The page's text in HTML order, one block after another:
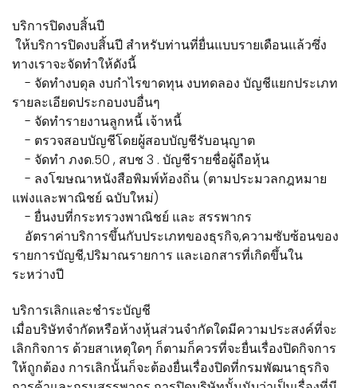
บริการปิดงบสิ้นปี
ให้บริการปิดงบสิ้นปี สำหรับท่านที่ยื่นแบบรายเดือนแล้วซึ่ง
ทางเราจะจัดทำให้ดังนี้
- จัดทำงบดุล งบกำไรขาดทุน งบทดลอง บัญชีแยกประเภท
รายละเอียดประกอบงบอื่นๆ
- จัดทำรายงานลูกหนี้ เจ้าหนี้
- ตรวจสอบบัญชีโดยผู้สอบบัญชีรับอนุญาต
- จัดทำ ภงด.50 , สบช 3 . บัญชีรายชื่อผู้ถือหุ้น
- ลงโฆษณาหนังสือพิมพ์ท้องถิ่น (ตามประมวลกฎหมาย
แพ่งและพาณิชย์ ฉบับใหม่)
- ยื่นงบที่กระทรวงพาณิชย์ และ สรรพากร
อัตราค่าบริการขึ้นกับประเภทของธุรกิจ,ความซับซ้อนของ
รายการบัญชี,ปริมาณรายการ และเอกสารที่เกิดขึ้นใน
ระหว่างปี
บริการเลิกและชำระบัญชี
เมื่อบริษัทจำกัดหรือห้างหุ้นส่วนจำกัดใดมีความประสงค์ที่จะ
เลิกกิจการ ด้วยสาเหตุใดๆ ก็ตามก็ควรที่จะยื่นเรื่องปิดกิจการ
ให้ถูกต้อง การเลิกนั้นก็จะต้องยื่นเรื่องปิดที่กรมพัฒนาธุรกิจ